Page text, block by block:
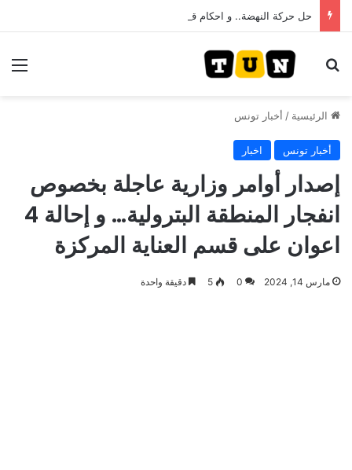
بحث عن
الرئيسية / أخبار تونس
أخبار تونس اخبار
إصدار أوامر وزارية عاجلة بخصوص
انفجار المنطقة البترولية… و إحالة 4
اعوان على قسم العناية المركزة
مارس 14, 2024 0
5 دقيقة واحدة